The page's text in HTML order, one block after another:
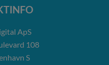
ApS
108
S